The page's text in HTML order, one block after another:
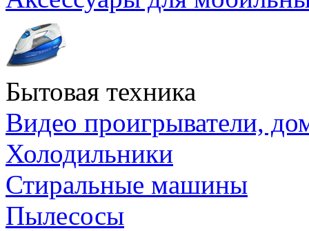
Бытовая техника
Видео проигрыватели,
Холодильники
Стиральные машины
Пылесосы